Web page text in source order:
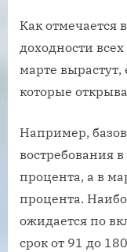
Как отмечается
доходности
марте вырастут,
которые
Например,
востребования
процента, а в
процента.
ожидается по
срок от 91 до